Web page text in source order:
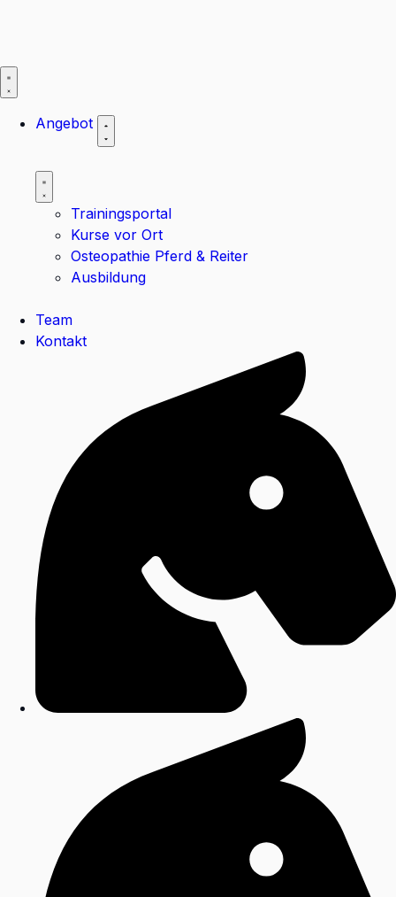
Angebot
Trainingsportal
Kurse vor Ort
Osteopathie Pferd & Reiter
Ausbildung
Team
Kontakt